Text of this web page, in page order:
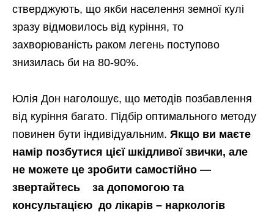
стверджують, що якби населення земної кулі
зразу відмовилось від куріння, то
захворюваність раком легень поступово
знизилась би на 80-90%.
Юлія Дон наголошує, що методів позбавлення
від куріння багато. Підбір оптимального методу
повинен бути індивідуальним. Якщо ви маєте
намір позбутися цієї шкідливої звички, але
не можете це зробити самостійно —
звертайтесь за допомогою та
консультацією до лікарів – наркологів